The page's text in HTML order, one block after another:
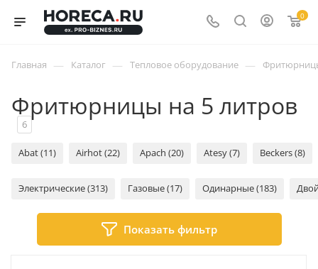
0
Главная — Каталог — Тепловое оборудование —
Фритюрницы на 5 литров
6
Abat (11) Airhot (22) Apach (20) Atesy (7) Beckers (8)
Электрические (313) Газовые (17) Одинарные (183)
Показать фильтр